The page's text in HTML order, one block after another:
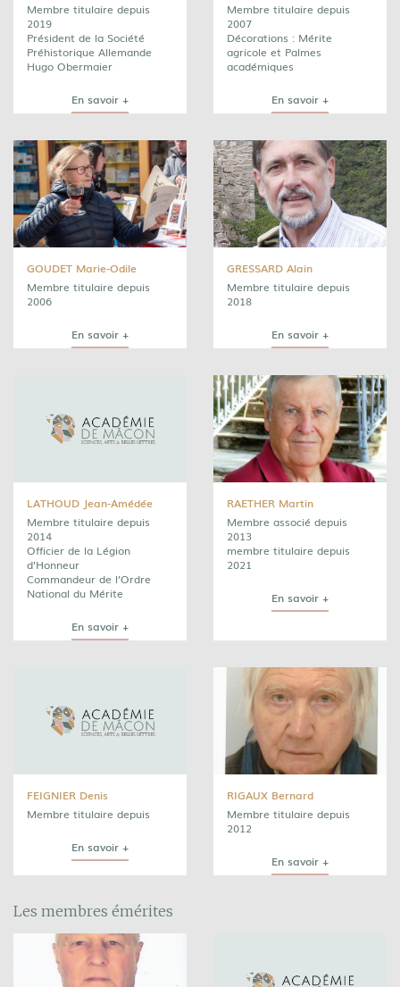
Membre titulaire depuis
2019
Président de la Société
Préhistorique Allemande
Hugo Obermaier
En savoir +
Membre titulaire depuis
2007
Décorations : Mérite
agricole et Palmes
académiques
En savoir +
GOUDET Marie-Odile
Membre titulaire depuis
2006
En savoir +
GRESSARD Alain
Membre titulaire depuis
2018
En savoir +
LATHOUD Jean-Amédée
Membre titulaire depuis
2014
Officier de la Légion
d’Honneur
Commandeur de l’Ordre
National du Mérite
En savoir +
RAETHER Martin
Membre associé depuis
2013
membre titulaire depuis
2021
En savoir +
FEIGNIER Denis
Membre titulaire depuis
En savoir +
RIGAUX Bernard
Membre titulaire depuis
2012
En savoir +
Les membres émérites